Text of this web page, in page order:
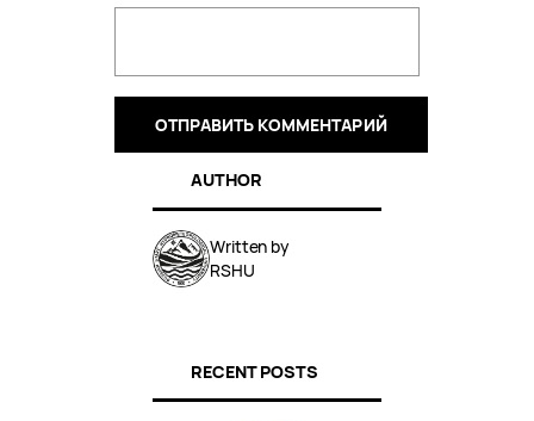
AUTHOR
Written by
RSHU
RECENT POSTS